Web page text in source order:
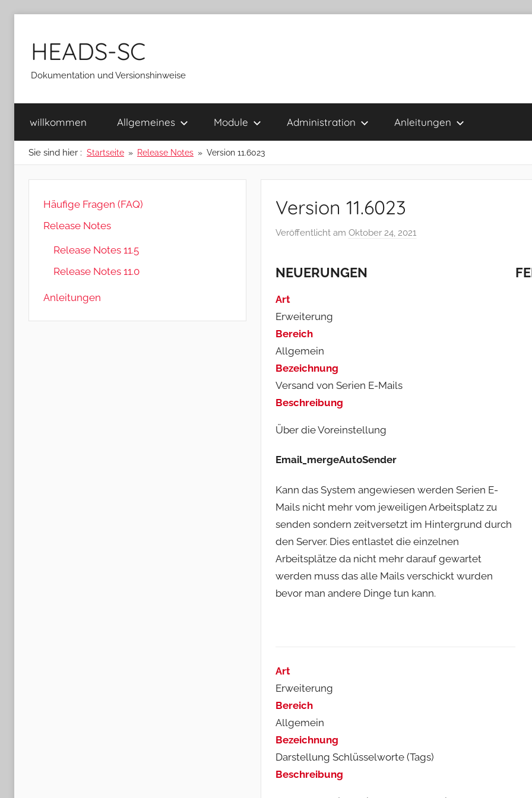
springen
HEADS-SC
Dokumentation und Versionshinweise
willkommen Allgemeines Module Administration Anleitungen
Sie sind hier : Startseite Release Notes Version 11.6023
Version 11.6023
Veröffentlicht amOktober 24, 2021
NEUERUNGEN
Art
Erweiterung
Bereich
Allgemein
Bezeichnung
Versand von Serien E-Mails
Beschreibung
Über die Voreinstellung
Email_mergeAutoSender
Kann das System angewiesen werden Serien E-
Mails nicht mehr vom jeweiligen Arbeitsplatz zu
senden sondern zeitversetzt im Hintergrund durch
den Server. Dies entlastet die einzelnen
Arbeitsplätze da nicht mehr darauf gewartet
werden muss das alle Mails verschickt wurden
bevor man andere Dinge tun kann.
Art
Erweiterung
Bereich
Allgemein
Bezeichnung
Darstellung Schlüsselworte (Tags)
Beschreibung
Häufige Fragen (FAQ)
Release Notes
Release Notes 11.5
Release Notes 11.0
Anleitungen